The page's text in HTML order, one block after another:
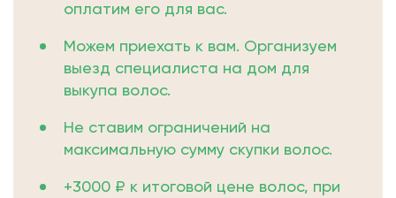
оплатим его для вас.
Можем приехать к вам. Организуем
выезд специалиста на дом для
выкупа волос.
Не ставим ограничений на
максимальную сумму скупки волос.
+3000 ₽ к итоговой цене волос, при